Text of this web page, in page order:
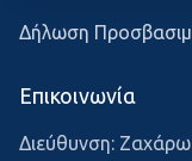
Δήλωση
Επικοινωνία
Διεύθυνση: